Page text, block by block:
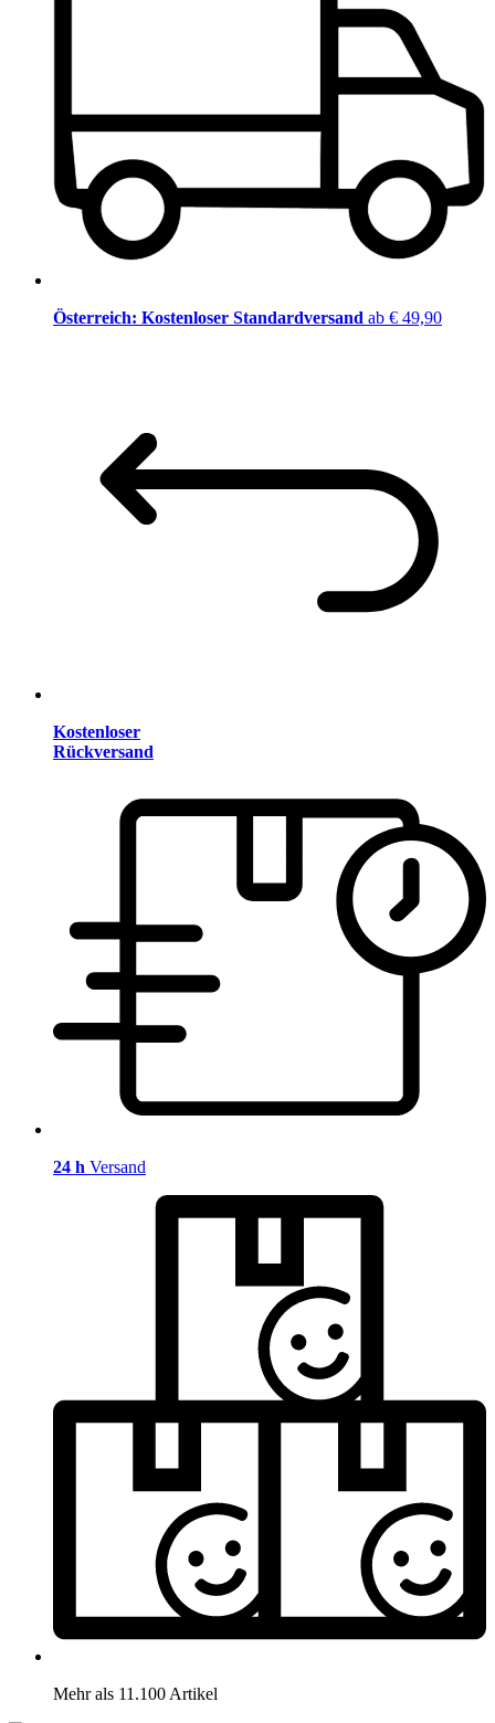
Österreich: Kostenloser Standardversand ab € 49,90
Kostenloser
Rückversand
24 h Versand
Mehr als 11.100 Artikel